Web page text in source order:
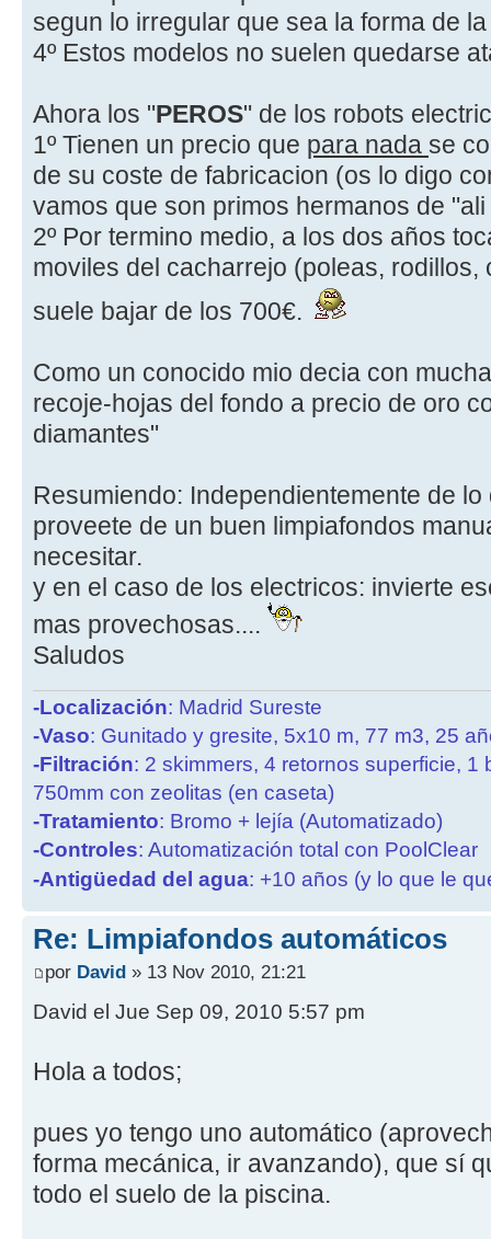
segun lo irregular que sea la forma de
4º Estos modelos no suelen quedarse
Ahora los "PEROS" de los robots
1º Tienen un precio que para nada se
de su coste de fabricacion (os lo digo
vamos que son primos hermanos de
2º Por termino medio, a los dos años
moviles del cacharrejo (poleas, rodillos,
suele bajar de los 700€.
Como un conocido mio decia con
recoje-hojas del fondo a precio de oro
diamantes"
Resumiendo: Independientemente de
proveete de un buen limpiafondos
necesitar.
y en el caso de los electricos: invierte
mas provechosas....
Saludos
-Localización: Madrid Sureste
-Vaso: Gunitado y gresite, 5x10 m, 77 m3, 25
-Filtración: 2 skimmers, 4 retornos superficie, 1
750mm con zeolitas (en caseta)
-Tratamiento: Bromo + lejía (Automatizado)
-Controles: Automatización total con PoolClear
-Antigüedad del agua: +10 años (y lo que le
Re: Limpiafondos automáticos
por David » 13 Nov 2010, 21:21
David el Jue Sep 09, 2010 5:57 pm
Hola a todos;
pues yo tengo uno automático
forma mecánica, ir avanzando), que sí
todo el suelo de la piscina.